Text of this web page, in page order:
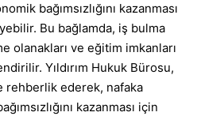
bağımsızlığını kazanması
Bu bağlamda, iş bulma
olanakları ve eğitim imkanları
Yıldırım Hukuk Bürosu,
rehberlik ederek, nafaka
kazanması için